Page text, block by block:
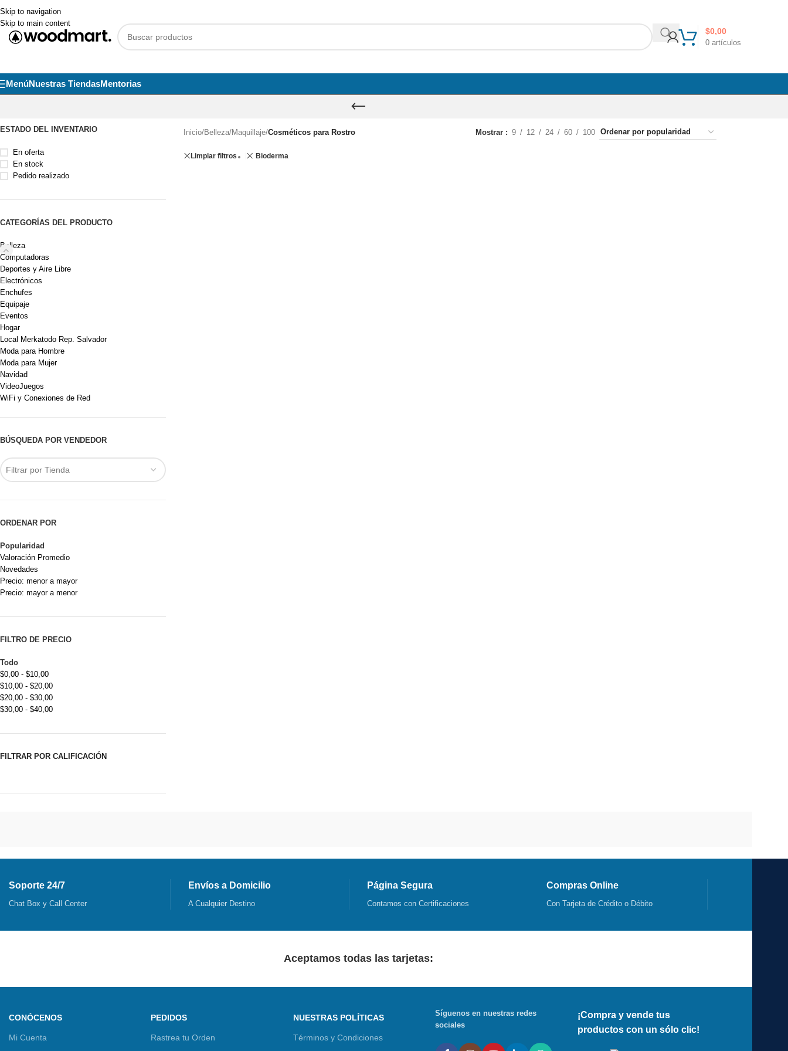
Skip to navigation
Skip to main content
0artículos
$0,00
MenúNuestras TiendasMentorias
ESTADO DEL INVENTARIO
En oferta
En stock
Pedido realizado
CATEGORÍAS DEL PRODUCTO
Belleza
Computadoras
Deportes y Aire Libre
Electrónicos
Enchufes
Equipaje
Eventos
Hogar
Local Merkatodo Rep. Salvador
Moda para Hombre
Moda para Mujer
Navidad
VideoJuegos
WiFi y Conexiones de Red
BÚSQUEDA POR VENDEDOR
Filtrar por Tienda
ORDENAR POR
Popularidad
Valoración Promedio
Novedades
Precio: menor a mayor
Precio: mayor a menor
FILTRO DE PRECIO
Todo
$0,00 - $10,00
$10,00 - $20,00
$20,00 - $30,00
$30,00 - $40,00
FILTRAR POR CALIFICACIÓN
Inicio/Belleza/Maquillaje/Cosméticos para Rostro Mostrar 9 12 24 60 100
Limpiar filtros Bioderma
Soporte 24/7
Chat Box y Call Center
Envíos a Domicilio
A Cualquier Destino
Página Segura
Contamos con Certificaciones
Compras Online
Con Tarjeta de Crédito o Débito
Aceptamos todas las tarjetas:
CONÓCENOS
Mi Cuenta
PEDIDOS
Rastrea tu Orden
NUESTRAS POLÍTICAS
Términos y Condiciones
Síguenos en nuestras redes
sociales
¡Compra y vende tus
productos con un sólo clic!